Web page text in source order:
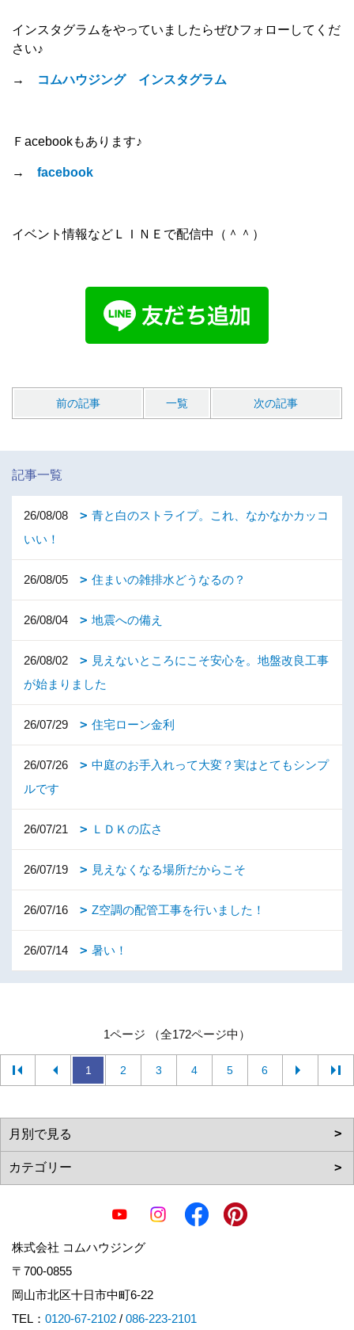
インスタグラムをやっていましたらぜひフォローしてくだ
さい♪
→ コムハウジング インスタグラム
Ｆacebookもあります♪
→ facebook
イベント情報などＬＩＮＥで配信中（＾＾）
前の記事 一覧 次の記事
記事一覧
26/08/08
青と白のストライプ。これ、なかなかカッコ
いい！
26/08/05 住まいの雑排水どうなるの？
26/08/04 地震への備え
26/08/02
見えないところにこそ安心を。地盤改良工事
が始まりました
26/07/29 住宅ローン金利
26/07/26
中庭のお手入れって大変？実はとてもシンプ
ルです
26/07/21 ＬＤＫの広さ
26/07/19 見えなくなる場所だからこそ
26/07/16 Z空調の配管工事を行いました！
26/07/14 暑い！
1ページ （全172ページ中）
1 2 3 4 5 6
株式会社 コムハウジング
〒700-0855
岡山市北区十日市中町6-22
TEL： 0120-67-2102 / 086-223-2101